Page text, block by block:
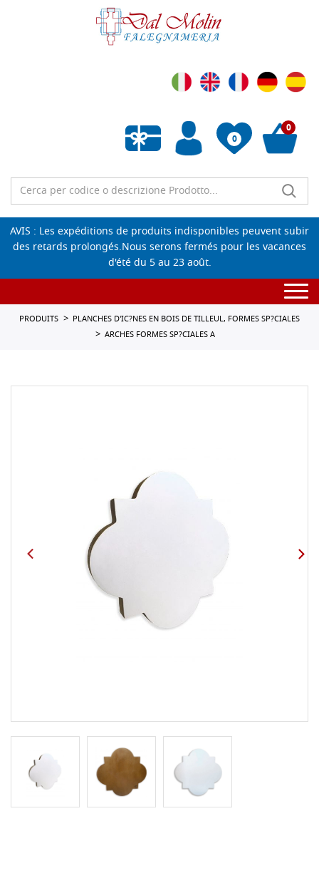
0
Liste de souhaits vide
0
AVIS : Les expéditions de produits indisponibles peuvent subir
des retards prolongés.Nous serons fermés pour les vacances
d'été du 5 au 23 août.
PRODUITS
PLANCHES D'IC?NES EN BOIS DE TILLEUL, FORMES SP?CIALES
ARCHES FORMES SP?CIALES A